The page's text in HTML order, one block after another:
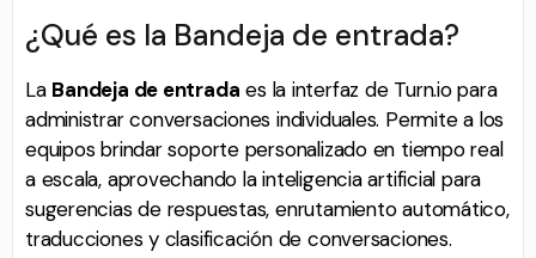
¿Qué es la Bandeja de entrada?
La Bandeja de entrada es la interfaz de Turn.io para
administrar conversaciones individuales. Permite a los
equipos brindar soporte personalizado en tiempo real
a escala, aprovechando la inteligencia artificial para
sugerencias de respuestas, enrutamiento automático,
traducciones y clasificación de conversaciones.